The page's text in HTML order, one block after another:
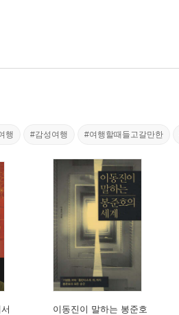
행 #감성여행 #여행할때들고갈만한
이동진이 말하는 봉준호